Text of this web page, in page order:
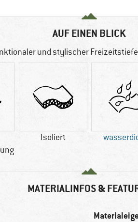
AUF EINEN BLICK
und stylischer
Isoliert
MATERIALINFOS &